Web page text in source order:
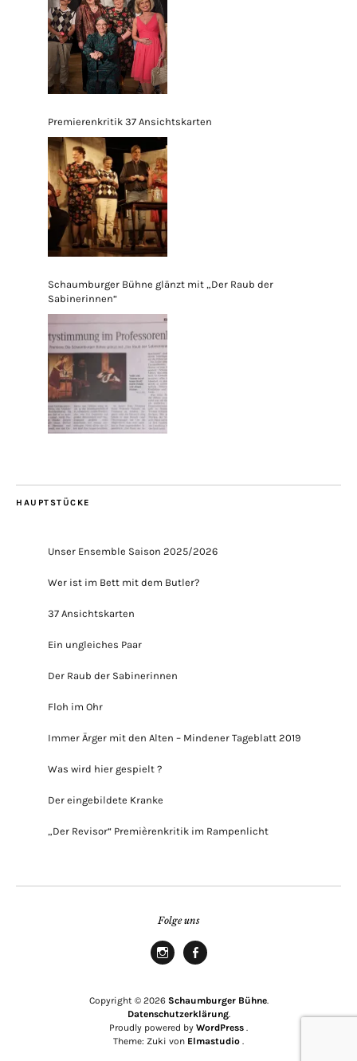
Premierenkritik 37 Ansichtskarten
Schaumburger Bühne glänzt mit „Der Raub der
Sabinerinnen“
HAUPTSTÜCKE
Unser Ensemble Saison 2025/2026
Wer ist im Bett mit dem Butler?
37 Ansichtskarten
Ein ungleiches Paar
Der Raub der Sabinerinnen
Floh im Ohr
Immer Ärger mit den Alten – Mindener Tageblatt 2019
Was wird hier gespielt ?
Der eingebildete Kranke
„Der Revisor“ Premièrenkritik im Rampenlicht
Folge uns
Copyright © 2026 Schaumburger Bühne
Datenschutzerklärung
Proudly powered by WordPress
Theme: Zuki von Elmastudio